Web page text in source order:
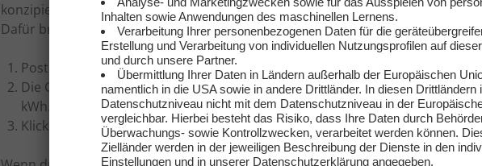
konzipiert. Damit kannst du unverbindlich dein ganz persönliches
Dafür brauchst du nur die folgenden drei Infos:
Postleitzahl deines Wohnortes in Aachen
Die Größe der Wohnung/des Hauses in Quadratmetern oder die Höhe des
kWh.
Klick auf Gaspreis berechnen – fertig!